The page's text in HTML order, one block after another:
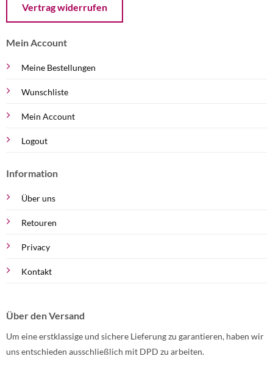
Vertrag widerrufen
Mein Account
Meine Bestellungen
Wunschliste
Mein Account
Logout
Information
Über uns
Retouren
Privacy
Kontakt
Über den Versand
Um eine erstklassige und sichere Lieferung zu garantieren, haben wir
uns entschieden ausschließlich mit DPD zu arbeiten.